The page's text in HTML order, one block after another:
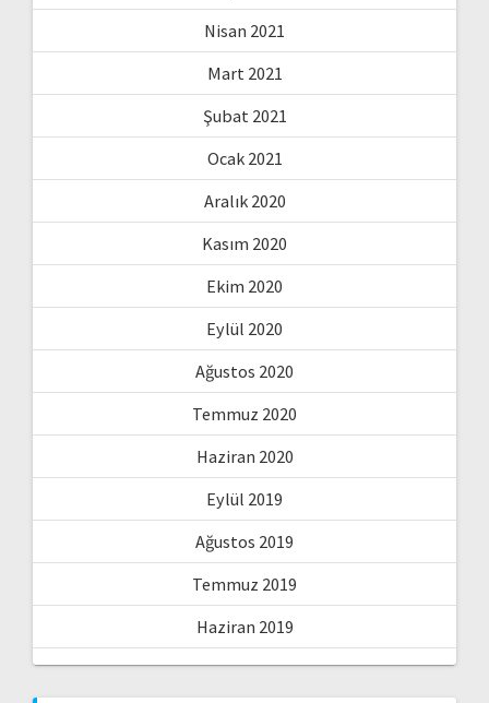
Nisan 2021
Mart 2021
Şubat 2021
Ocak 2021
Aralık 2020
Kasım 2020
Ekim 2020
Eylül 2020
Ağustos 2020
Temmuz 2020
Haziran 2020
Eylül 2019
Ağustos 2019
Temmuz 2019
Haziran 2019